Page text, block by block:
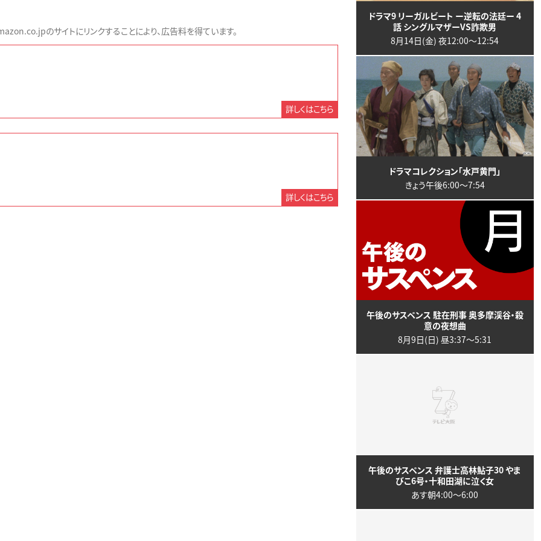
のサイトにリンクすることにより、広告料を得ています。
詳しくはこちら
詳しくはこちら
ドラマ9 リーガルビート ー逆転の法廷ー 4
話 シングルマザーVS詐欺男
8月14日(金) 夜12:00〜12:54
ドラマコレクション「水戸黄門」
きょう午後6:00〜7:54
午後のサスペンス 駐在刑事 奥多摩渓谷・殺
意の夜想曲
8月9日(日) 昼3:37〜5:31
午後のサスペンス 弁護士高林鮎子30 やま
びこ6号・十和田湖に泣く女
あす朝4:00〜6:00